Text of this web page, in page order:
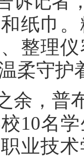
纸巾
整理
柔守护
余，普
10名
业技